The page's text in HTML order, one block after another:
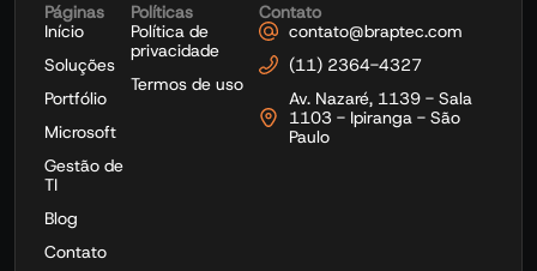
Páginas
Início
Soluções
Portfólio
Microsoft
Gestão de
TI
Blog
Contato
Políticas
Política de
privacidade
Termos de uso
Contato
contato@braptec.com
(11) 2364-4327
Av. Nazaré, 1139 - Sala
1103 - Ipiranga - São
Paulo